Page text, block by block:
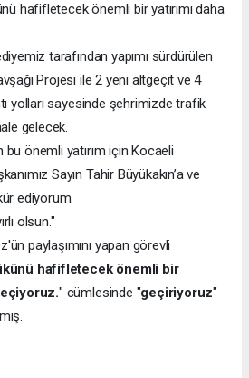
hafifletecek önemli bir yatırımı daha
tarafından yapımı sürdürülen
Projesi ile 2 yeni altgeçit ve 4
yolları sayesinde şehrimizde trafik
gelecek.
bu önemli yatırım için Kocaeli
Sayın Tahir Büyükakın’a ve
ediyorum.
olsun."
paylaşımını yapan görevli
hafifletecek önemli bir
" cümlesinde "geçiriyoruz"